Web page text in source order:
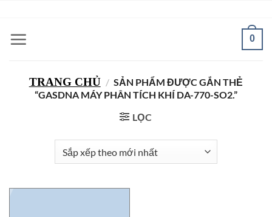
nội
0
TRANG CHỦ / SẢN PHẨM ĐƯỢC GẮN THẺ
“GASDNA MÁY PHÂN TÍCH KHÍ DA-770-SO2.”
LỌC